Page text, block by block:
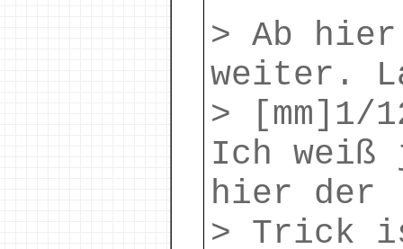
> Ab
weiter.
> [mm]1/
Ich weiß
hier der
> Trick